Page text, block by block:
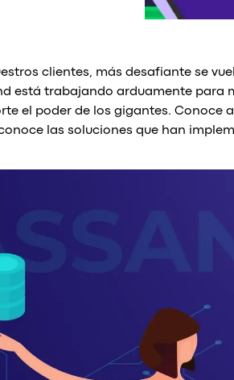
clientes, más desafiante se
está trabajando arduamente para
el poder de los gigantes. Conoce
las soluciones que han